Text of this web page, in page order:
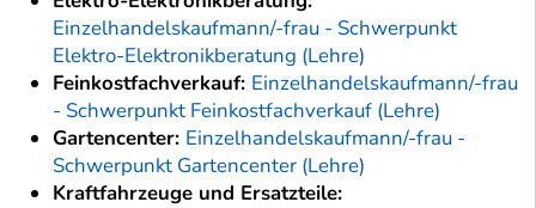
Einzelhandelskaufmann/-frau - Schwerpunkt
Elektro-Elektronikberatung (Lehre)
Feinkostfachverkauf: Einzelhandelskaufmann/-frau
- Schwerpunkt Feinkostfachverkauf (Lehre)
Gartencenter: Einzelhandelskaufmann/-frau -
Schwerpunkt Gartencenter (Lehre)
Kraftfahrzeuge und Ersatzteile: